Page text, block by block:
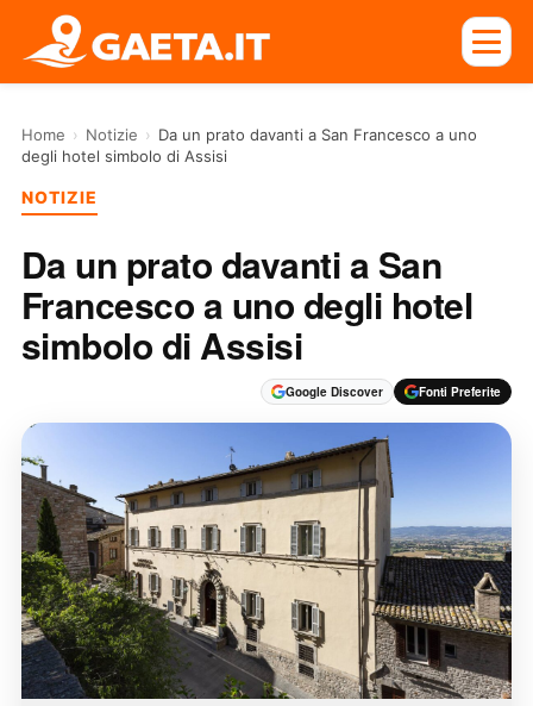
Home › Notizie › Da un prato davanti a San Francesco a uno
degli hotel simbolo di Assisi
NOTIZIE
Da un prato davanti a San
Francesco a uno degli hotel
simbolo di Assisi
Google Discover Fonti Preferite